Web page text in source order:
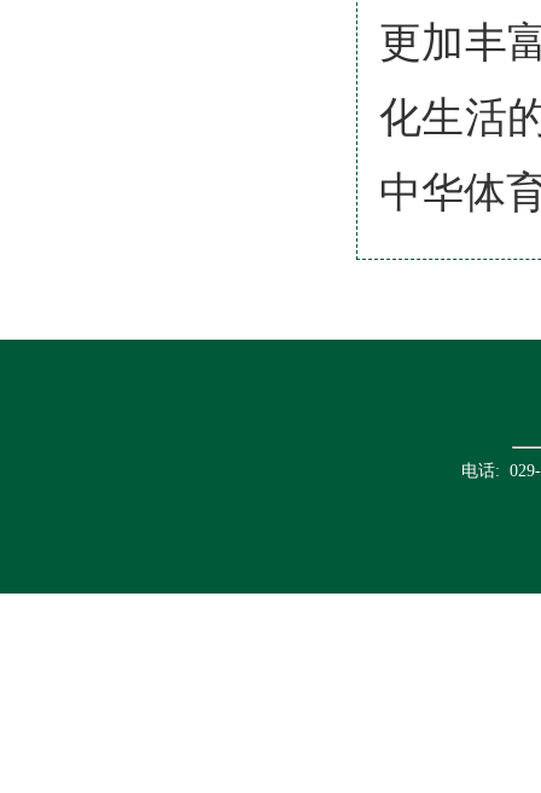
更加丰
化生活
中华体
电话: